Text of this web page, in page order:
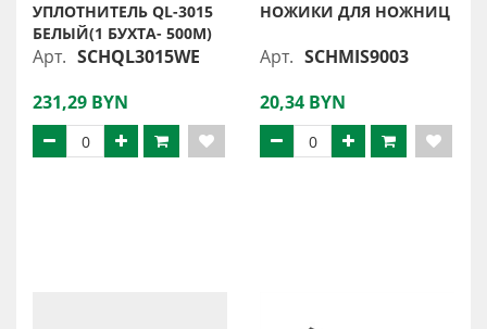
УПЛОТНИТЕЛЬ QL-3015
БЕЛЫЙ(1 БУХТА- 500М)
Арт. SCHQL3015WE
231,29 BYN
НОЖИКИ ДЛЯ НОЖНИЦ
Арт. SCHMIS9003
20,34 BYN